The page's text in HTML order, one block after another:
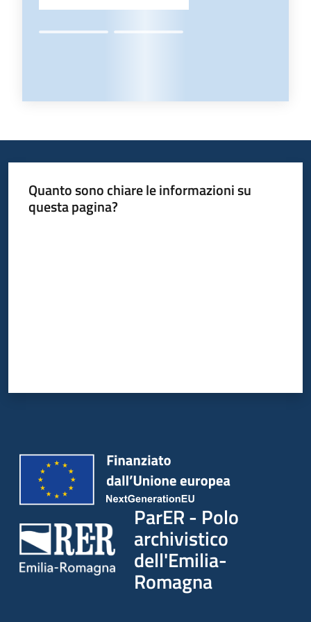
Quanto sono chiare le informazioni su
questa pagina?
ParER - Polo
archivistico
dell'Emilia-
Romagna